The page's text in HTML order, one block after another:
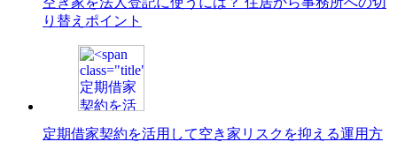
り替えポイント
定期借家契約を活用して空き家リスクを抑える運用方